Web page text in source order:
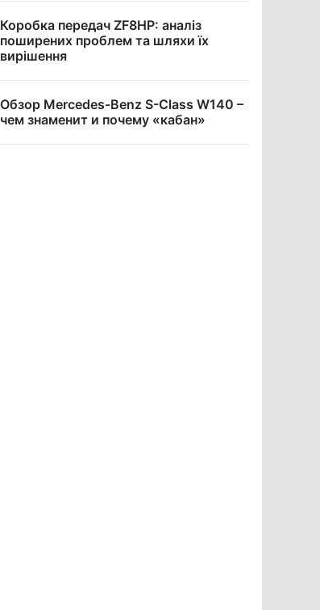
Коробка передач ZF8HP: аналіз
поширених проблем та шляхи їх
вирішення
Обзор Mercedes-Benz S-Class W140 –
чем знаменит и почему «кабан»